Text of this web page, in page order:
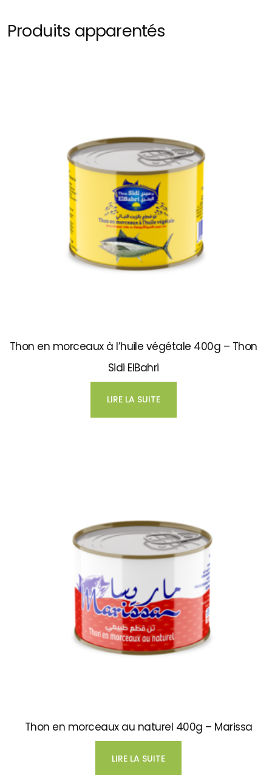
Produits apparentés
Thon en morceaux à l’huile végétale 400g – Thon
Sidi ElBahri
LIRE LA SUITE
Thon en morceaux au naturel 400g – Marissa
LIRE LA SUITE